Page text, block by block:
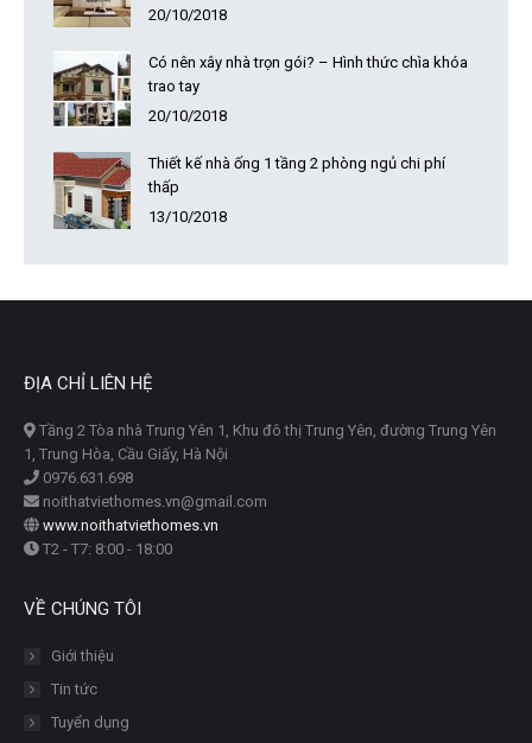
20/10/2018
Có nên xây nhà trọn gói? – Hình thức chìa khóa
trao tay
20/10/2018
Thiết kế nhà ống 1 tầng 2 phòng ngủ chi phí
thấp
13/10/2018
ĐỊA CHỈ LIÊN HỆ
Tầng 2 Tòa nhà Trung Yên 1, Khu đô thị Trung Yên, đường Trung Yên
1, Trung Hòa, Cầu Giấy, Hà Nội
0976.631.698
noithatviethomes.vn@gmail.com
www.noithatviethomes.vn
T2 - T7: 8:00 - 18:00
VỀ CHÚNG TÔI
Giới thiệu
Tin tức
Tuyển dụng